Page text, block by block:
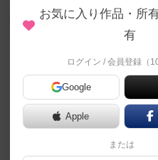
106名
私は親戚一同が
大／禽／京都）
の時に思った事
ご容赦ください
方が想像する将
大臣
ちべに
お気に入り作品・所
有
ログイン / 会員登録（10
Google
Apple
または